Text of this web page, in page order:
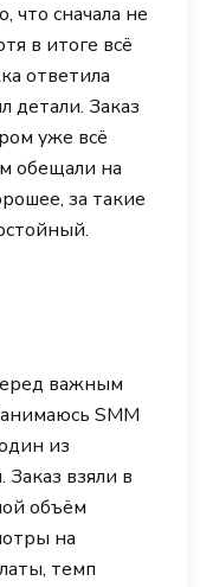
что сначала не
в итоге всё
ответила
детали. Заказ
уже всё
обещали на
за такие
важным
SMM
из
Заказ взяли в
объём
на
темп